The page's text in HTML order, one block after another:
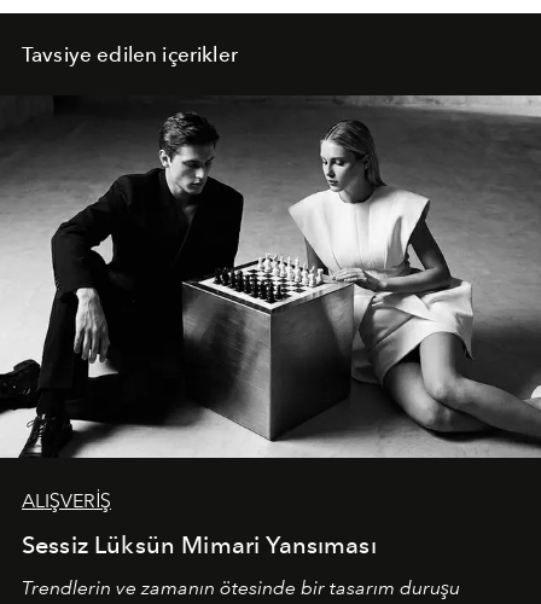
Tavsiye edilen içerikler
ALIŞVERİŞ
Sessiz Lüksün Mimari Yansıması
Trendlerin ve zamanın ötesinde bir tasarım duruşu